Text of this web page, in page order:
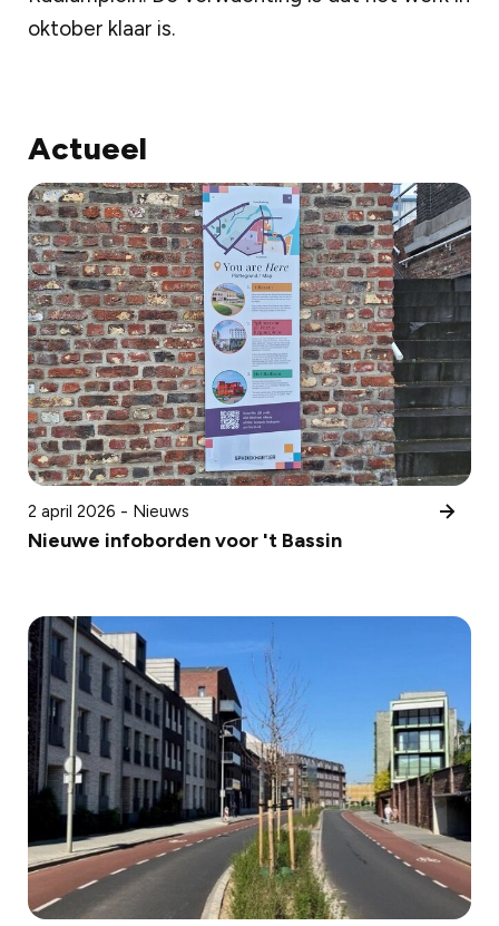
oktober klaar is.
Actueel
Nieuwe infoborden voor 't Bassin
2 april 2026 - Nieuws